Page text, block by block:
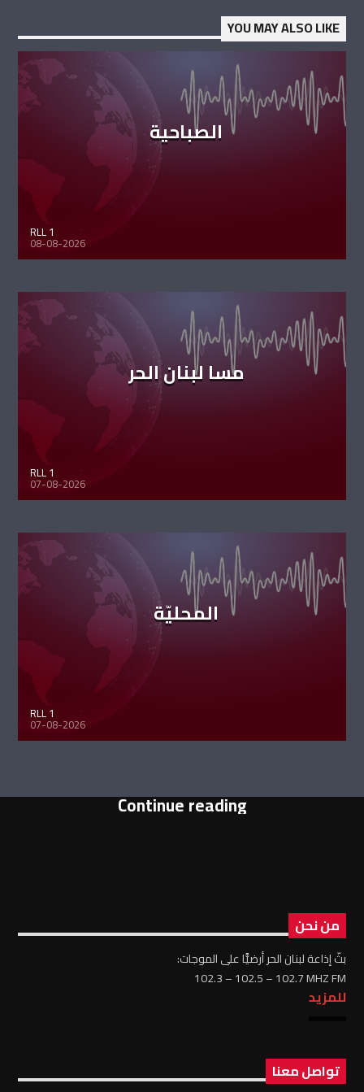
YOU MAY ALSO LIKE
الصباحية
RLL 1
08-08-2026
مسا لبنان الحر
RLL 1
07-08-2026
المحليّة
RLL 1
07-08-2026
Continue reading
من نحن
بثّ إذاعة لبنان الحر أرضيًّا على الموجات:
102.3 – 102.5 – 102.7 MHZ FM
للمزيد
تواصل معنا